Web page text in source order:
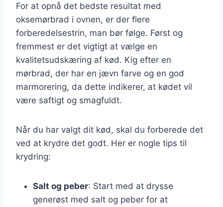
For at opnå det bedste resultat med
oksemørbrad i ovnen, er der flere
forberedelsestrin, man bør følge. Først og
fremmest er det vigtigt at vælge en
kvalitetsudskæring af kød. Kig efter en
mørbrad, der har en jævn farve og en god
marmorering, da dette indikerer, at kødet vil
være saftigt og smagfuldt.
Når du har valgt dit kød, skal du forberede det
ved at krydre det godt. Her er nogle tips til
krydring:
Salt og peber: Start med at drysse
generøst med salt og peber for at